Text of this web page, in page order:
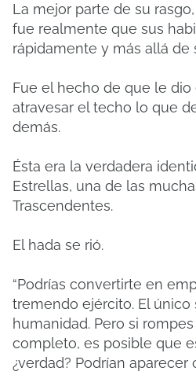
La mejor parte de su
fue realmente que sus
rápidamente y más allá de
Fue el hecho de que le
atravesar el techo lo que
demás.
Ésta era la verdadera
Estrellas, una de las
Trascendentes.
El hada se rió.
“Podrías convertirte en
tremendo ejército. El único
humanidad. Pero si
completo, es posible que
¿verdad? Podrían aparecer